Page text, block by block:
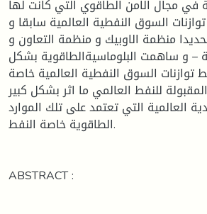
في مجال الامن الطاقوي التي كانت لها
السوق النفطية العالمية سابقا و
منظمة الاوبيك و منظمة التعاون و
– و ساهمت البلوماسيةالطاقوية بشكل
السوق النفطية العالمية خاصة
للنفط العالمي ما اثر بشكل كبير
العالمية التي تعتمد على تلك الموارد
الطاقوية خاصة النفط.
ABSTRACT :